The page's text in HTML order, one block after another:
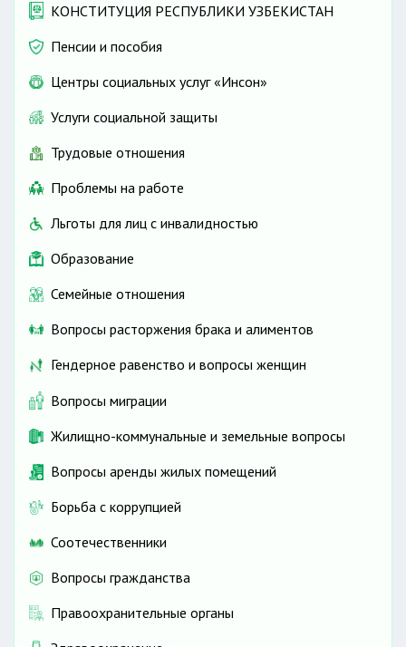
КОНСТИТУЦИЯ РЕСПУБЛИКИ УЗБЕКИСТАН
Пенсии и пособия
Центры социальных услуг «Инсон»
Услуги социальной защиты
Трудовые отношения
Проблемы на работе
Льготы для лиц с инвалидностью
Образование
Семейные отношения
Вопросы расторжения брака и алиментов
Гендерное равенство и вопросы женщин
Вопросы миграции
Жилищно-коммунальные и земельные вопросы
Вопросы аренды жилых помещений
Борьба с коррупцией
Соотечественники
Вопросы гражданства
Правоохранительные органы